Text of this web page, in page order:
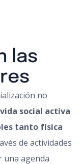
las
no
social activa
tanto física
de actividades
una agenda